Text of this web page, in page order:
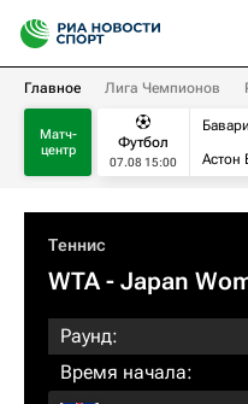
Главное Лига Чемпионов
Матч-
центр
Футбол
07.08 15:00
Астон
Теннис
WTA- Japan
Раунд:
Время начала: